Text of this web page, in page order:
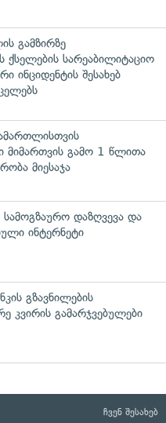
გამზირზე
ქსელების სარეაბილიტაციო
ინციდენტის შესახებ
მიმართვის გამო 1 წლითა
მიესაჯა
სამოგზაურო დაზღვევა და
ინტერნეტი
გზავნილების
კვირის გამარჯვებულები
ჩვენ შესახებ